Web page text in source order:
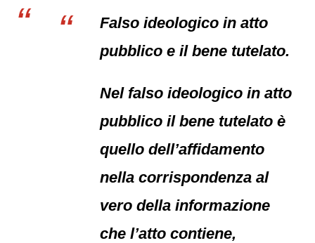
Falso ideologico in atto
pubblico e il bene tutelato.
Nel falso ideologico in atto
pubblico il bene tutelato è
quello dell’affidamento
nella corrispondenza al
vero della informazione
che l’atto contiene,